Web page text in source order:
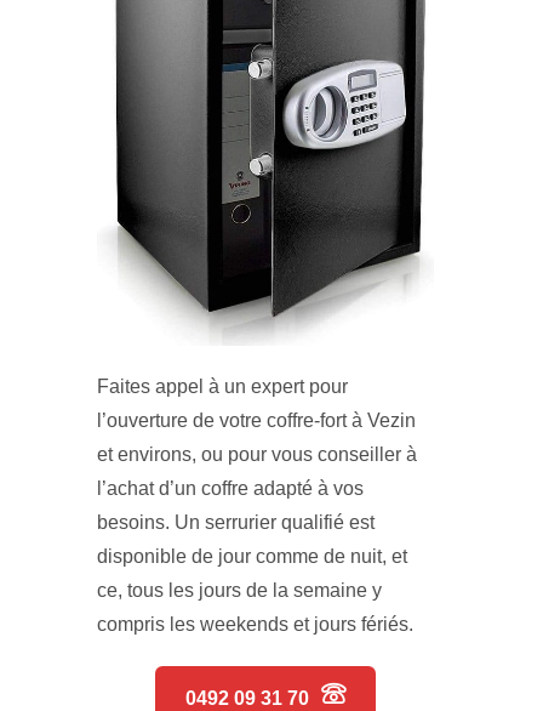
Faites appel à un expert pour
l’ouverture de votre coffre-fort à Vezin
et environs, ou pour vous conseiller à
l’achat d’un coffre adapté à vos
besoins. Un serrurier qualifié est
disponible de jour comme de nuit, et
ce, tous les jours de la semaine y
compris les weekends et jours fériés.
0492 09 31 70